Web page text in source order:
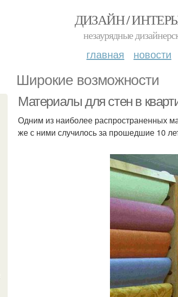
ДИЗАЙН /
незаурядные
главная новости
Широкие возможности
Материалы для стен в
Одним из наиболее распространенных
же с ними случилось за прошедшие 10